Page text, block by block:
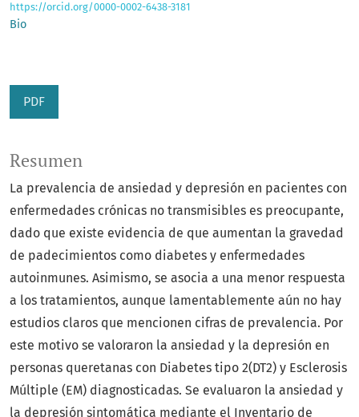
https://orcid.org/0000-0002-6438-3181
Bio
PDF
Resumen
La prevalencia de ansiedad y depresión en pacientes con
enfermedades crónicas no transmisibles es preocupante,
dado que existe evidencia de que aumentan la gravedad
de padecimientos como diabetes y enfermedades
autoinmunes. Asimismo, se asocia a una menor respuesta
a los tratamientos, aunque lamentablemente aún no hay
estudios claros que mencionen cifras de prevalencia. Por
este motivo se valoraron la ansiedad y la depresión en
personas queretanas con Diabetes tipo 2(DT2) y Esclerosis
Múltiple (EM) diagnosticadas. Se evaluaron la ansiedad y
la depresión sintomática mediante el Inventario de